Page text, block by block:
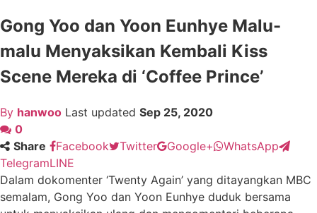
Gong Yoo dan Yoon Eunhye Malu-
malu Menyaksikan Kembali Kiss
Scene Mereka di ‘Coffee Prince’
By hanwoo Last updated Sep 25, 2020
0
Share
Facebook Twitter Google+
WhatsApp
TelegramLINE
Dalam dokomenter ‘Twenty Again’ yang ditayangkan MBC
semalam, Gong Yoo dan Yoon Eunhye duduk bersama